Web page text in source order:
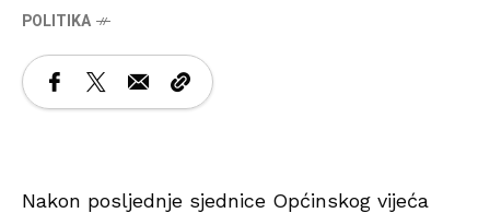
POLITIKA
Nakon posljednje sjednice Općinskog vijeća